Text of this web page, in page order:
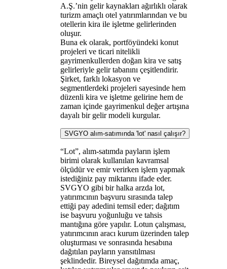
A.Ş.’nin gelir kaynakları ağırlıklı olarak
turizm amaçlı otel yatırımlarından ve bu
otellerin kira ile işletme gelirlerinden
oluşur.
Buna ek olarak, portföyündeki konut
projeleri ve ticari nitelikli
gayrimenkullerden doğan kira ve satış
gelirleriyle gelir tabanını çeşitlendirir.
Şirket, farklı lokasyon ve
segmentlerdeki projeleri sayesinde hem
düzenli kira ve işletme gelirine hem de
zaman içinde gayrimenkul değer artışına
dayalı bir gelir modeli kurgular.
SVGYO alım-satımında 'lot' nasıl çalışır?
“Lot”, alım-satımda payların işlem
birimi olarak kullanılan kavramsal
ölçüdür ve emir verirken işlem yapmak
istediğiniz pay miktarını ifade eder.
SVGYO gibi bir halka arzda lot,
yatırımcının başvuru sırasında talep
ettiği pay adedini temsil eder; dağıtım
ise başvuru yoğunluğu ve tahsis
mantığına göre yapılır. Lotun çalışması,
yatırımcının aracı kurum üzerinden talep
oluşturması ve sonrasında hesabına
dağıtılan payların yansıtılması
şeklindedir. Bireysel dağıtımda amaç,